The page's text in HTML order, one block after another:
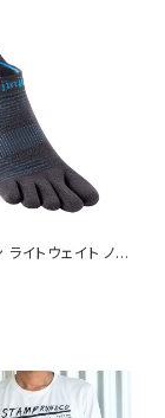
イトウェイト ノー
ン）